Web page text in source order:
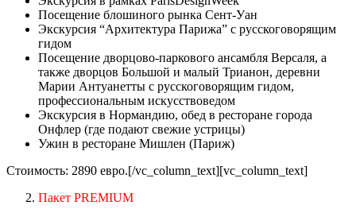
Посещение блошиного рынка Сент-Уан
Экскурсия “Архитектура Парижа” с русскоговорящим
гидом
Посещение дворцово-паркового ансамбля Версаля, а
также дворцов Большой и малый Трианон, деревни
Марии Антуанетты с русскоговорящим гидом,
профессиональным искусствоведом
Экскурсия в Нормандию, обед в ресторане города
Онфлер (где подают свежие устрицы)
Ужин в ресторане Мишлен (Париж)
Стоимость: 2890 евро.[/vc_column_text][vc_column_text]
Пакет PREMIUM